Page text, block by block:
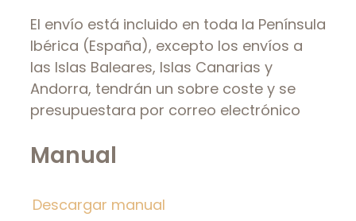
El envío está incluido en toda la Península
Ibérica (España), excepto los envíos a
las Islas Baleares, Islas Canarias y
Andorra, tendrán un sobre coste y se
presupuestara por correo electrónico
Manual
Descargar manual